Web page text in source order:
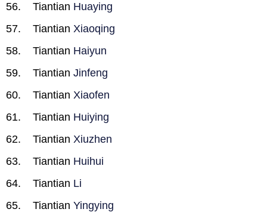
Tiantian Huaying
Tiantian Xiaoqing
Tiantian Haiyun
Tiantian Jinfeng
Tiantian Xiaofen
Tiantian Huiying
Tiantian Xiuzhen
Tiantian Huihui
Tiantian Li
Tiantian Yingying